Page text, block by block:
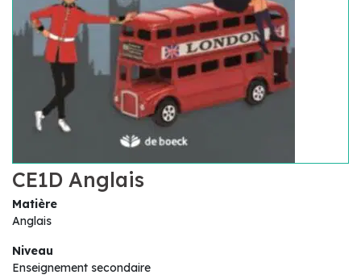
CE1D Anglais
Matière
Anglais
Niveau
Enseignement secondaire